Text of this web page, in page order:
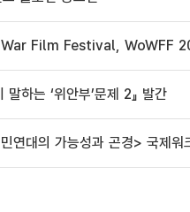
Film Festival, WoWFF
하는 ‘위안부’문제 2』 발간
대의 가능성과 곤경> 국제워